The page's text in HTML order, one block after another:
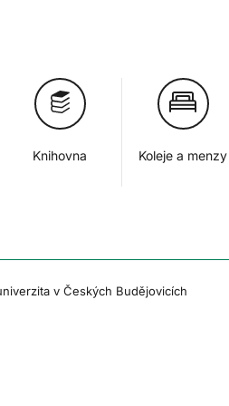
Knihovna Koleje a menzy
v Českých Budějovicích